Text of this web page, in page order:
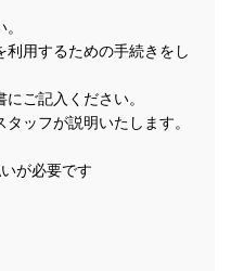
利用するための手続きをし
ご記入ください。
ッフが説明いたします。
が必要です